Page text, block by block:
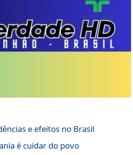
e efeitos no Brasil
é cuidar do povo